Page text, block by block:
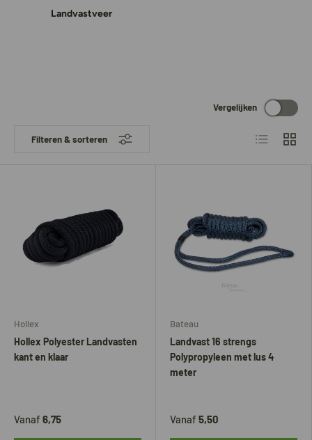
Landvastveer
Filteren & sorteren
Vergelijken
Lijst Raster
Hollex
Hollex Polyester Landvasten
kant en klaar
Vanaf 6,75
Bateau
Landvast 16 strengs
Polypropyleen met lus 4
meter
Vanaf 5,50